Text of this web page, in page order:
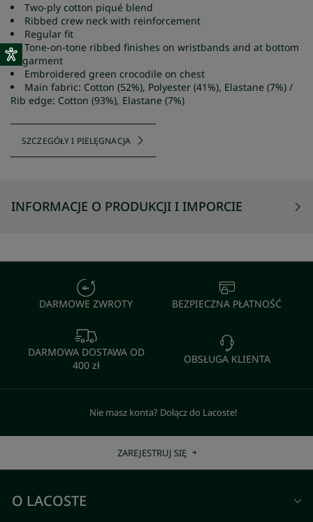
Two-ply cotton piqué blend
Ribbed crew neck with reinforcement
Regular fit
Tone-on-tone ribbed finishes on wristbands and at bottom
of garment
Embroidered green crocodile on chest
Main fabric: Cotton (52%), Polyester (41%), Elastane (7%) /
Rib edge: Cotton (93%), Elastane (7%)
SZCZEGÓŁY I PIELĘGNACJA
INFORMACJE O PRODUKCJI I IMPORCIE
DARMOWE ZWROTY BEZPIECZNA PŁATNOŚĆ
DARMOWA DOSTAWA OD
400 zł
OBSŁUGA KLIENTA
Nie masz konta? Dołącz do Lacoste!
ZAREJESTRUJ SIĘ
O LACOSTE